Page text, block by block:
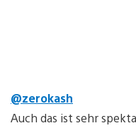
@zerokash
Auch das ist sehr